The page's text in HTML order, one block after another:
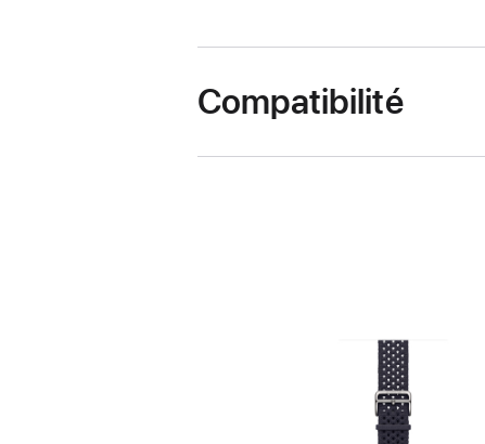
Compatibilité